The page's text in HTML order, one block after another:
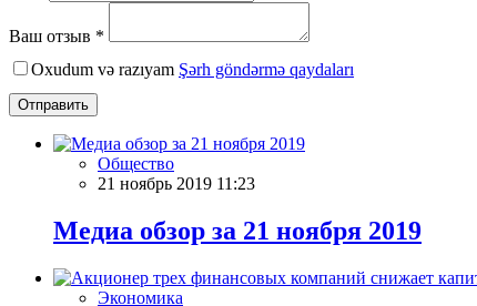
Ваш отзыв *
Oxudum və razıyam Şərh göndərmə qaydaları
Отправить
Общество
21 ноябрь 2019 11:23
Meдиа обзор за 21 ноября 2019
Экономика